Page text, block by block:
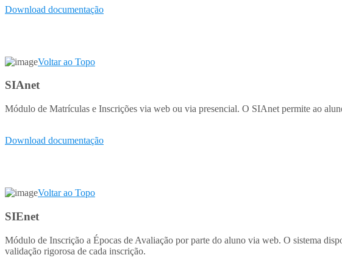
Download documentação
Voltar ao Topo
SIAnet
Módulo de Matrículas e Inscrições via web ou via presencial. O SIAnet permite ao
Download documentação
Voltar ao Topo
SIEnet
Módulo de Inscrição a Épocas de Avaliação por parte do aluno via web. O sistema
validação rigorosa de cada inscrição.